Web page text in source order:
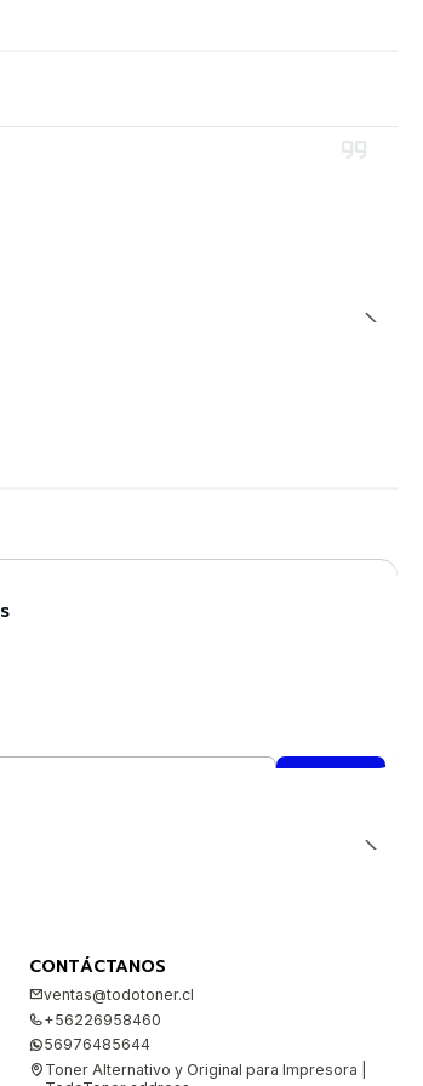
CONTÁCTANOS
ventas@todotoner.cl
+56226958460
56976485644
Toner Alternativo y Original para Impresora |